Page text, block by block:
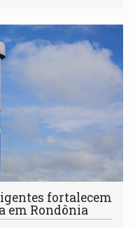
fortalecem
em Rondônia